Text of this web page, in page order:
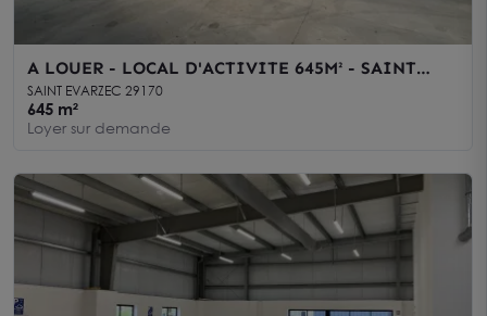
A LOUER - LOCAL D'ACTIVITE 645M² - SAINT
EVARZEC
SAINT EVARZEC 29170
645 m²
Loyer sur demande